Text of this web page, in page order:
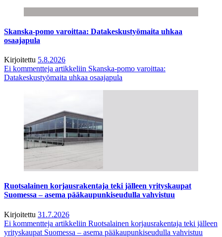
Skanska-pomo varoittaa: Datakeskustyömaita uhkaa
osaajapula
Kirjoitettu 5.8.2026
Ei kommentteja artikkeliin Skanska-pomo varoittaa:
Datakeskustyömaita uhkaa osaajapula
Ruotsalainen korjausrakentaja teki jälleen yrityskaupat
Suomessa – asema pääkaupunkiseudulla vahvistuu
Kirjoitettu 31.7.2026
Ei kommentteja artikkeliin Ruotsalainen korjausrakentaja teki jälleen
yrityskaupat Suomessa – asema pääkaupunkiseudulla vahvistuu